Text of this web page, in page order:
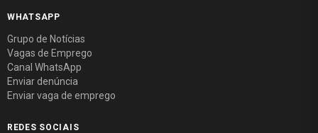
WHATSAPP
Grupo de Notícias
Vagas de Emprego
Canal WhatsApp
Enviar denúncia
Enviar vaga de emprego
REDES SOCIAIS